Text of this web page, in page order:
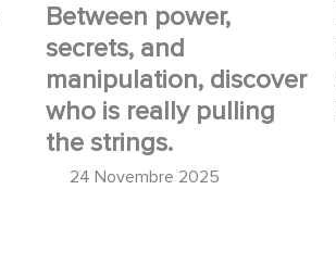
Between power,
secrets, and
manipulation, discover
who is really pulling
the strings.
24 Novembre 2025